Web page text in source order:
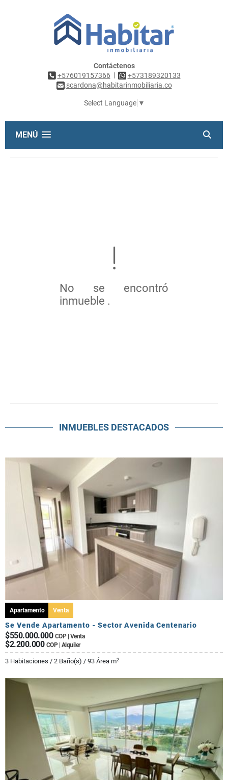
Contáctenos
+576019157366 |
+573189320133
scardona@habitarinmobiliaria.co
Select Language ▼
MENÚ
No se encontró
inmueble .
INMUEBLES DESTACADOS
Apartamento Venta
Se Vende Apartamento - Sector Avenida Centenario
$550.000.000 COP | Venta
$2.200.000 COP | Alquiler
3 Habitaciones / 2 Baño(s) / 93 Área m2